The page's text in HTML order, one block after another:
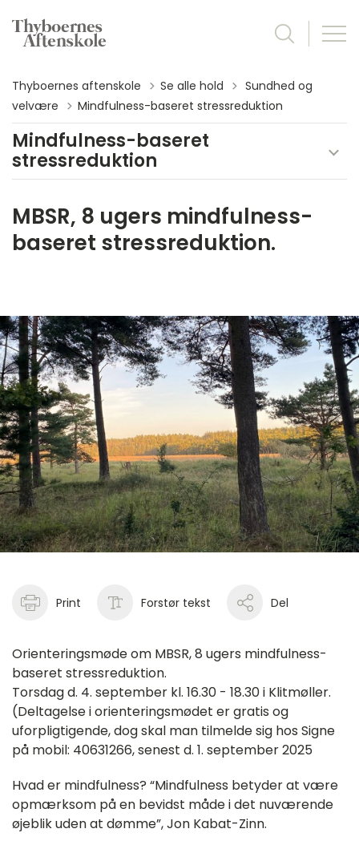
Thyboernes aftenskole Se alle hold Tilbage til
Sundhed og
velvære
Mindfulness-baseret stressreduktion
Mindfulness-baseret
stressreduktion
MBSR, 8 ugers mindfulness-
baseret stressreduktion.
Print Forstør tekst Del
Orienteringsmøde om MBSR, 8 ugers mindfulness-
baseret stressreduktion.
Torsdag d. 4. september kl. 16.30 - 18.30 i Klitmøller.
(Deltagelse i orienteringsmødet er gratis og
uforpligtigende, dog skal man tilmelde sig hos Signe
på mobil: 40631266, senest d. 1. september 2025
Hvad er mindfulness? “Mindfulness betyder at være
opmærksom på en bevidst måde i det nuværende
øjeblik uden at dømme”, Jon Kabat-Zinn.